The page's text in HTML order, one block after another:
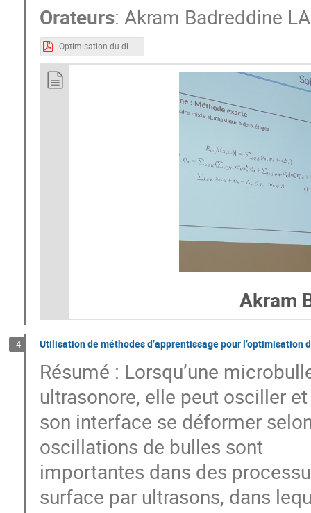
Orateurs:Akram Badreddine
Optimisation du dimensionnement de flotte pour le transport avec contraintes énergétiques template.pdf
Akram
4 Utilisation de méthodes d’apprentissage pour l’optimisation
Résumé : Lorsqu’une
ultrasonore, elle peut osciller et
son interface se déformer
oscillations de bulles sont
importantes dans des
surface par ultrasons, dans